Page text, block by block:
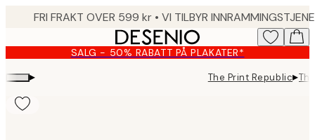
content.
SALG - 50% RABATT PÅ PLAKATER*
▸ The Print Republic▸